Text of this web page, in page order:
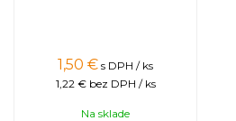
1,50 € s DPH / ks
1,22 € bez DPH / ks
Na sklade